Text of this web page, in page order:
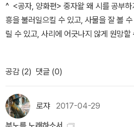
기준에 비추어 지각된다. 따라서 필연적
이자 위반으로 간주된다.... 폭력적인 자
창의적인 자, 사유된 적 없는 영역으로 침
결코 일어난 적 없던 일을 일어나게 하
하는 자이다. 이 폭력적인 자는 언제나 무
없으며, 성공인 명성, 혹은 그런 것들에 대
나 누그러뜨릴 수 없다. p108」 하이데거
란 그 자체로 선악의 개념으로 파악될 수
대로 만족한다. 그러나 다시 지젝을 읽을
니라고 말하겠다. 결론이 마음에 들지 않
이 아주 많다는 것만 봐도 결론 외의 사
하다. 다만 철학자들을 과하게 인용하는
면에서 본다면 우리는 모두, 지각의 착
한 일종의 윤리적 착각에 사로잡혀 있는
빠지는 근본적인 이유는, 추상적으로 추
해왔음에도 불구하고 우리의 정서적-윤리
후의 이스라엘과 합작한 이란 전쟁을 통
에 과시하고 있다. “우리 세계는 가장 중
고 의사 행세를 하는 정신병원에 가까워
다. 그것은 오히려 경제적·구조적 폭력을
안주했던, 지난 시기 자유주의적 정치의
되어야 한다.​지젝은 진작에 ‘종말의 시대
말은 더 이상 비유나 수사가 아니다. 우리
함을 부추겼을지 모른다는 점이다.
도 흑인들은 그들을 옭아맨 사슬에서 벗
모델로 한 재소자 임대 제도는 지주들과
했다. 여성들도 예외가 아니었다. 여성
거나 백인 가정에서 가사 노동을 하며 성
다. <'노예시장'에서 고용되고 나면 여자
마친뒤 자신들이 예정보다 더 오래 일했
현금 대신 옷가지를 받아야 했고, 인간이
^ <공자, 양화편> 중자왈 왜 시를 공부
흥을 불러일으킬 수 있고, 사물을 잘 볼
릴 수 있고, 사리에 어긋나지 않게 원망할
서도 많이 알게 된다. 子曰 小子何莫
觀 可以群 可以怨 邇之事父 遠之事
名 <논어 양화편> 김영하, <살인자의 기
러처럼 언어를 포착하고 그것을 끝내
락의 에티카> 중1. 시는 가장 개인적인 언
공감 (2) 댓글 (0)
로쟈 2017-04-29